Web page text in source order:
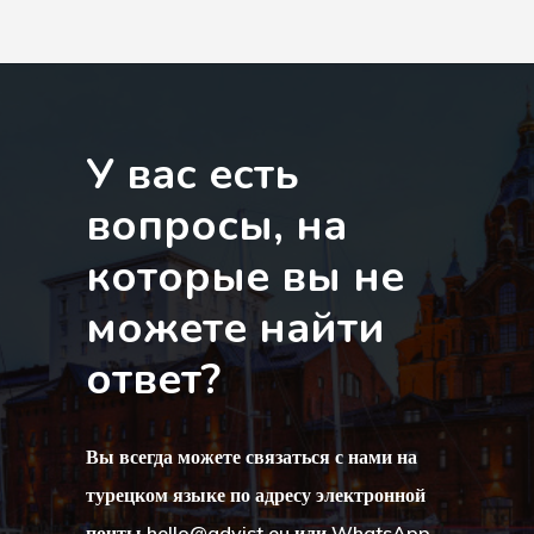
У вас есть
вопросы, на
которые вы не
можете найти
ответ?
Вы всегда можете связаться с нами на
турецком языке по адресу электронной
Финляндия
Эстонская
Программа
Инвесторов